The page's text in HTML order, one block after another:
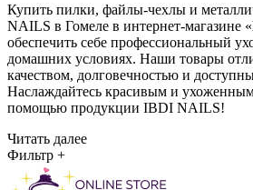
Купить пилки, файлы-чехлы и
NAILS в Гомеле в интернет-магазине
обеспечить себе профессиональный
домашних условиях. Наши товары
качеством, долговечностью и
Наслаждайтесь красивым и
помощью продукции IBDI NAILS!
Читать далее
Фильтр +